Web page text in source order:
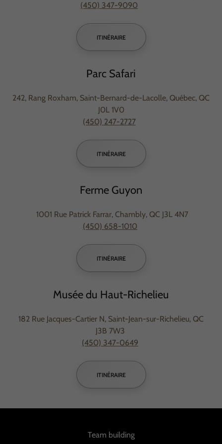
(450) 347-9090
ITINÉRAIRE
Parc Safari
242, Rang Roxham, Saint-Bernard-de-Lacolle, Québec, QC
J0L 1V0
(450) 247-2727
ITINÉRAIRE
Ferme Guyon
1001 Rue Patrick Farrar, Chambly, QC J3L 4N7
(450) 658-1010
ITINÉRAIRE
Musée du Haut-Richelieu
182 Rue Jacques-Cartier N, Saint-Jean-sur-Richelieu, QC
J3B 7W3
(450) 347-0649
ITINÉRAIRE
Team building